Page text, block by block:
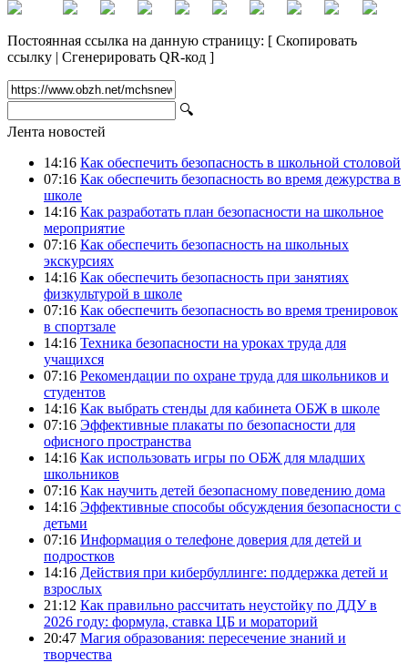
Постоянная ссылка на данную страницу: [ Скопировать
ссылку | Сгенерировать QR-код ]
🔍
Лента новостей
14:16 Как обеспечить безопасность в школьной столовой
07:16 Как обеспечить безопасность во время дежурства в
школе
14:16 Как разработать план безопасности на школьное
мероприятие
07:16 Как обеспечить безопасность на школьных
экскурсиях
14:16 Как обеспечить безопасность при занятиях
физкультурой в школе
07:16 Как обеспечить безопасность во время тренировок
в спортзале
14:16 Техника безопасности на уроках труда для
учащихся
07:16 Рекомендации по охране труда для школьников и
студентов
14:16 Как выбрать стенды для кабинета ОБЖ в школе
07:16 Эффективные плакаты по безопасности для
офисного пространства
14:16 Как использовать игры по ОБЖ для младших
школьников
07:16 Как научить детей безопасному поведению дома
14:16 Эффективные способы обсуждения безопасности с
детьми
07:16 Информация о телефоне доверия для детей и
подростков
14:16 Действия при кибербуллинге: поддержка детей и
взрослых
21:12 Как правильно рассчитать неустойку по ДДУ в
2026 году: формула, ставка ЦБ и мораторий
20:47 Магия образования: пересечение знаний и
творчества